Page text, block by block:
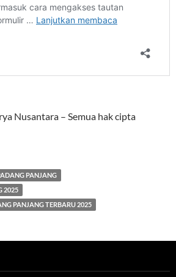
Nusantara – Semua hak cipta
PANJANG
2025
PANJANG TERBARU 2025